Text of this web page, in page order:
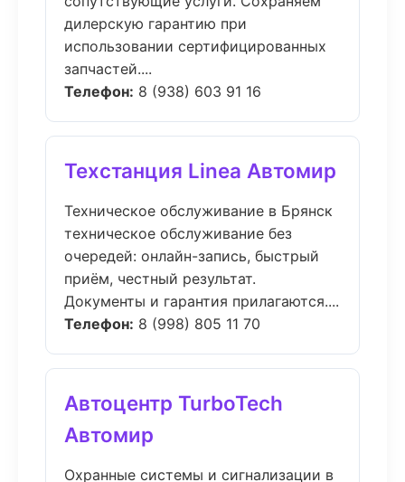
дилерскую гарантию при
использовании сертифицированных
запчастей....
Телефон: 8 (938) 603 91 16
Техстанция Linea Автомир
Техническое обслуживание в Брянск
техническое обслуживание без
очередей: онлайн-запись, быстрый
приём, честный результат.
Документы и гарантия прилагаются....
Телефон: 8 (998) 805 11 70
Автоцентр TurboTech
Автомир
Охранные системы и сигнализации в